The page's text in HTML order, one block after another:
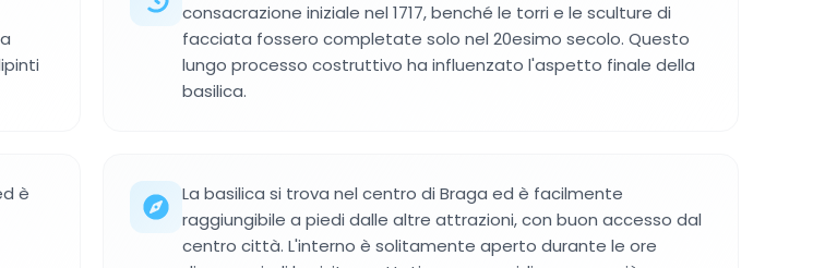
consacrazione iniziale nel 1717, benché le torri e le sculture di
facciata fossero completate solo nel 20esimo secolo. Questo
lungo processo costruttivo ha influenzato l'aspetto finale della
basilica.
è
La basilica si trova nel centro di Braga ed è facilmente
raggiungibile a piedi dalle altre attrazioni, con buon accesso dal
centro città. L'interno è solitamente aperto durante le ore